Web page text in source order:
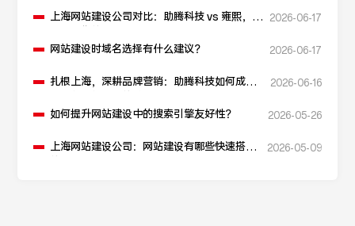
上海网站建设公司对比：助腾科技 vs 雍熙，如
2026-06-17
网站建设时域名选择有什么建议？ 2026-06-17
扎根上海，深耕品牌营销：助腾科技如何成为
2026-06-16
如何提升网站建设中的搜索引擎友好性？ 2026-05-26
上海网站建设公司：网站建设有哪些快速搭建
2026-05-09